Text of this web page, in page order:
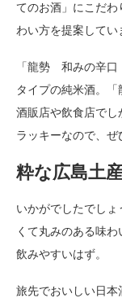
てのお酒」にこだ
わい方を提案してい
「龍勢 和みの辛
タイプの純米酒。
酒販店や飲食店でし
ラッキーなので、ぜ
粋な広島土
いかがでしたでし
くて丸みのある味
飲みやすいはず。
旅先でおいしい日